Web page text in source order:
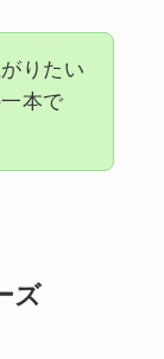
りたい
本で
ズ